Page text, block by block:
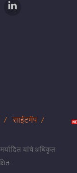
साईटमॅप
यांचे अधिकृत